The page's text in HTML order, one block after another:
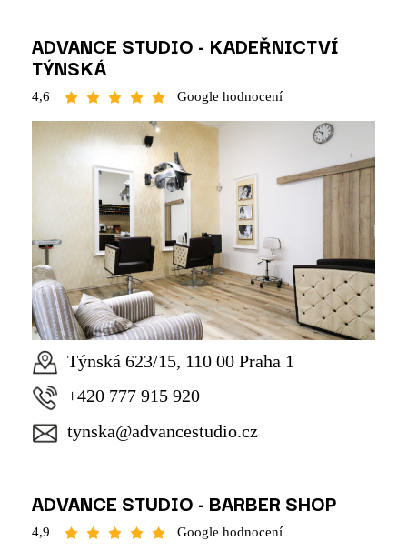
ADVANCE STUDIO - KADEŘNICTVÍ
TÝNSKÁ
4,6 Google hodnocení
Týnská 623/15, 110 00 Praha 1
+420 777 915 920
tynska@advancestudio.cz
ADVANCE STUDIO - BARBER SHOP
4,9 Google hodnocení